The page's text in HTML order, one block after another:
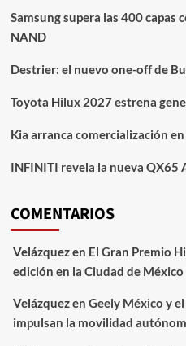
Samsung supera las 400 capas
NAND
Destrier: el nuevo one-off de
Toyota Hilux 2027 estrena
Kia arranca comercialización
INFINITI revela la nueva
COMENTARIOS
Velázquezen El Gran Premio
edición en la Ciudad de México
Velázquezen Geely México y
impulsan la movilidad